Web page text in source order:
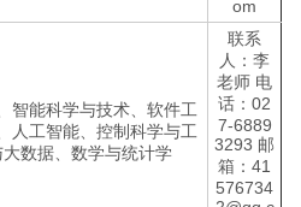
om
智能科学与技术、软件工
人工智能、控制科学与工
数据、数学与统计学
联系
人：李
老师 电
话：02
7-6889
3293 邮
箱：41
576734